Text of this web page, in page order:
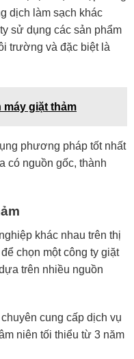
dịch làm sạch khác
sử dụng các sản phẩm
trường và đặc biệt là
máy giặt thảm
phương pháp tốt nhất
có nguồn gốc, thành
khác nhau trên thị
chọn một công ty giặt
trên nhiều nguồn
cung cấp dịch vụ
niên tối thiểu từ 3 năm